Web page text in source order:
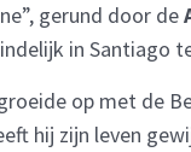
gerund door de
in Santiago
op met de
hij zijn leven